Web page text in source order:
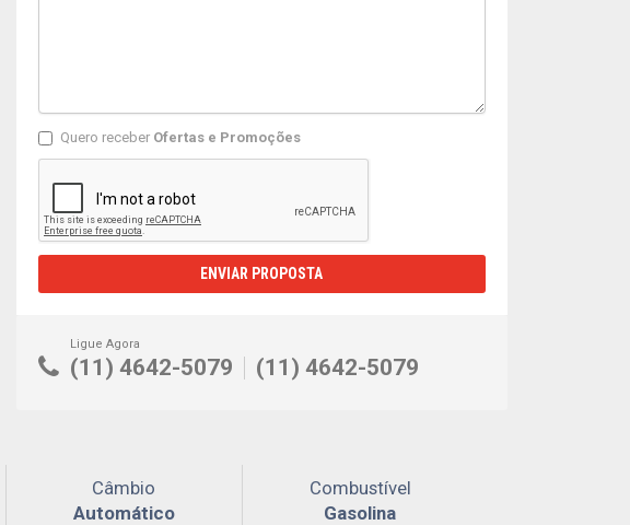
Quero receber Ofertas e Promoções
ENVIAR PROPOSTA
Ligue Agora
(11) 4642-5079 (11) 4642-5079
Câmbio
Automático
Combustível
Gasolina